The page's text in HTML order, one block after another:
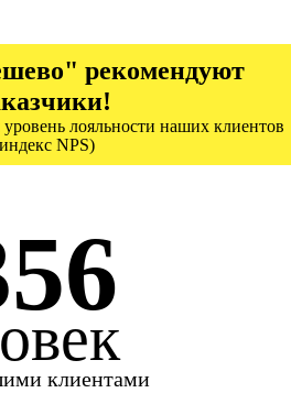
рекомендуют
лояльности наших клиентов
NPS)
клиентами